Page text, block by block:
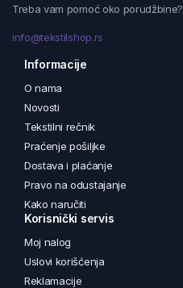
Treba vam pomoć oko porudžbine?
info@tekstilshop.rs
Informacije
O nama
Novosti
Tekstilni rečnik
Praćenje pošiljke
Dostava i plaćanje
Pravo na odustajanje
Kako naručiti
Korisnički servis
Moj nalog
Uslovi korišćenja
Reklamacije